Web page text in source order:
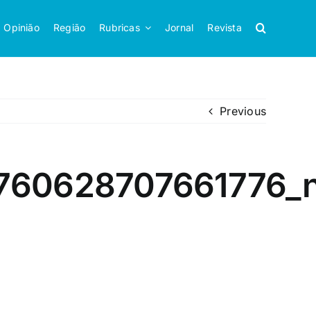
Opinião Região Rubricas Jornal Revista
Previous